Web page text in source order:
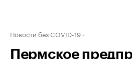
Новости без COVID-19
Пермское